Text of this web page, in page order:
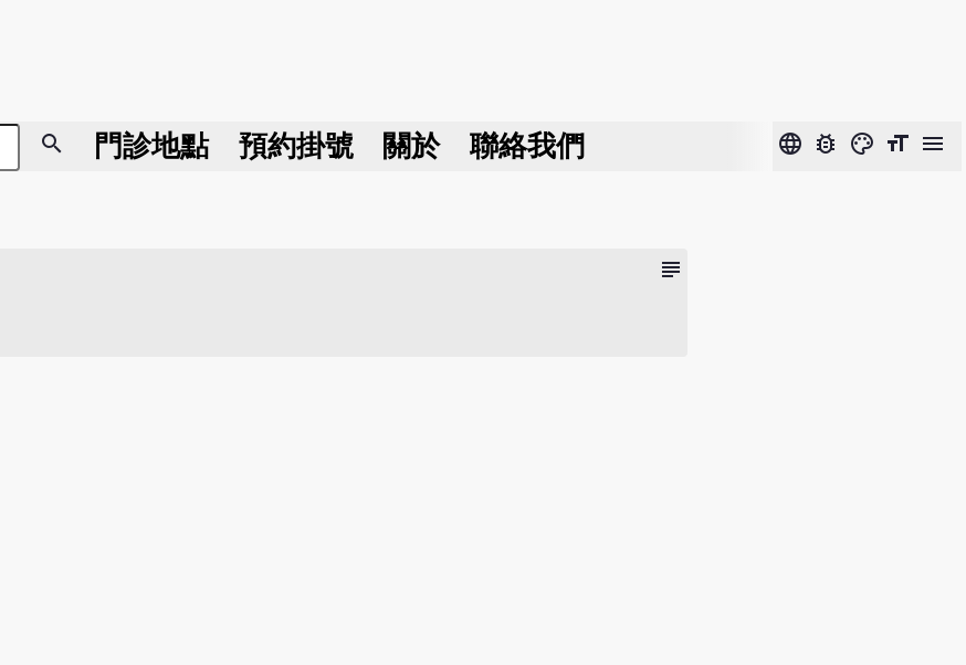
search 門診地點 預約掛號 關於 聯絡我們 language bug_report color_lens format_size menu
subject